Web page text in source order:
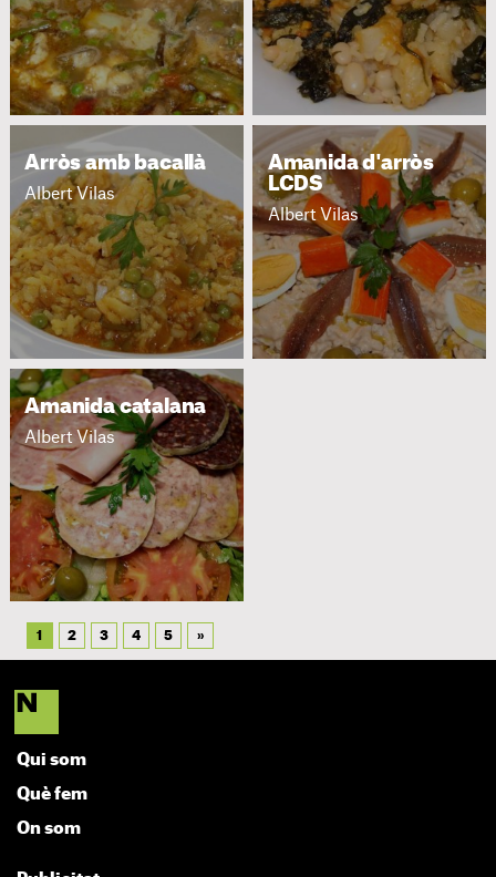
Arròs amb bacallà
Albert Vilas
Amanida d'arròs
LCDS
Albert Vilas
Amanida catalana
Albert Vilas
1 2 3 4 5 »
Qui som
Què fem
On som